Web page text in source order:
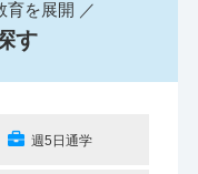
育を展開 ／
す
週5日通学